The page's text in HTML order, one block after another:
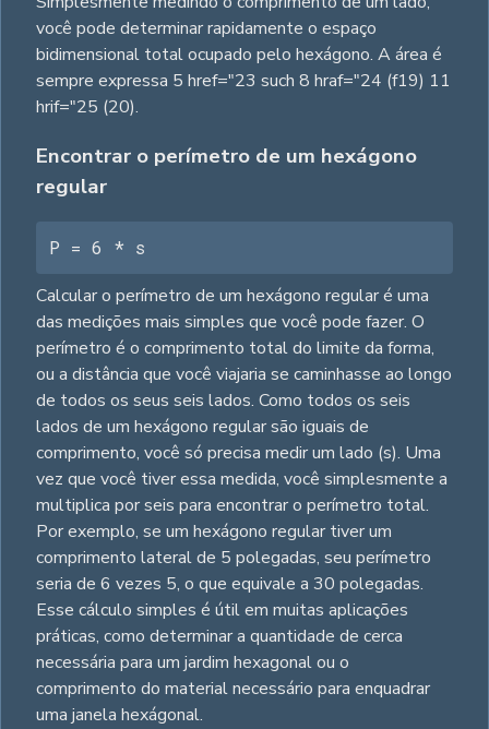
você pode determinar rapidamente o espaço
bidimensional total ocupado pelo hexágono. A área é
sempre expressa 5 href="23 such 8 hraf="24 (f19) 11
hrif="25 (20).
Encontrar o perímetro de um hexágono
regular
P = 6 * s
Calcular o perímetro de um hexágono regular é uma
das medições mais simples que você pode fazer. O
perímetro é o comprimento total do limite da forma,
ou a distância que você viajaria se caminhasse ao longo
de todos os seus seis lados. Como todos os seis
lados de um hexágono regular são iguais de
comprimento, você só precisa medir um lado (s). Uma
vez que você tiver essa medida, você simplesmente a
multiplica por seis para encontrar o perímetro total.
Por exemplo, se um hexágono regular tiver um
comprimento lateral de 5 polegadas, seu perímetro
seria de 6 vezes 5, o que equivale a 30 polegadas.
Esse cálculo simples é útil em muitas aplicações
práticas, como determinar a quantidade de cerca
necessária para um jardim hexagonal ou o
comprimento do material necessário para enquadrar
uma janela hexágonal.